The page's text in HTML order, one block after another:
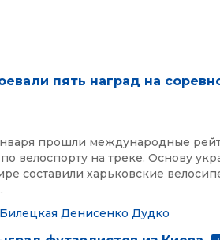
пять наград на
прошли международные
велоспорту на треке. Основу
составили харьковские
Билецкая Денисенко Дудко